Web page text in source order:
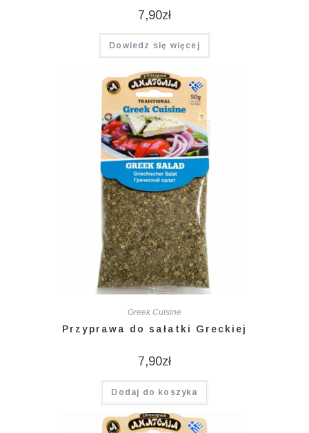
7,90zł
Dowiedz się więcej
Greek Cuisine
Przyprawa do sałatki Greckiej
7,90zł
Dodaj do koszyka